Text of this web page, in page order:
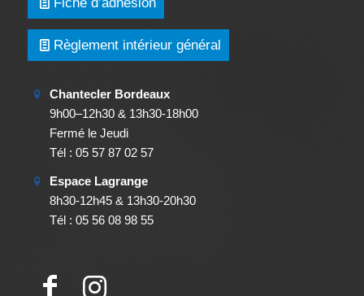
Règlement intérieur général
Chantecler Bordeaux
9h00–12h30 & 13h30-18h00
Fermé le Jeudi
Tél : 05 57 87 02 57
Espace Lagrange
8h30-12h45 & 13h30-20h30
Tél : 05 56 08 98 55